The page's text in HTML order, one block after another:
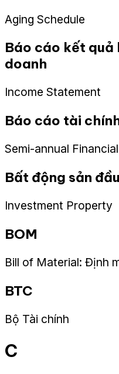
Aging Schedule
Báo cáo kết quả
doanh
Income Statement
Báo cáo tài
Semi-annual
Bất động sản
Investment Property
BOM
Bill of Material: Định
BTC
Bộ Tài chính
C